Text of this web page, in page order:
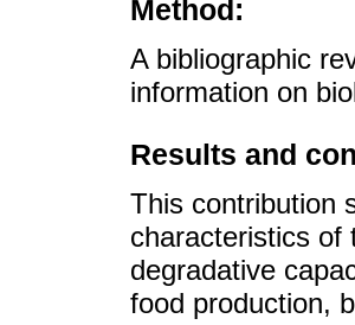
Method:
A bibliographic
information on
Results and
This contribution
characteristics of
degradative
food production,